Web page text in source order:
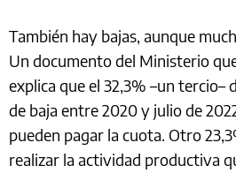
También hay bajas, aunque
Un documento del Ministerio
explica que el 32,3% –un tercio–
de baja entre 2020 y julio de
pueden pagar la cuota. Otro
realizar la actividad productiva